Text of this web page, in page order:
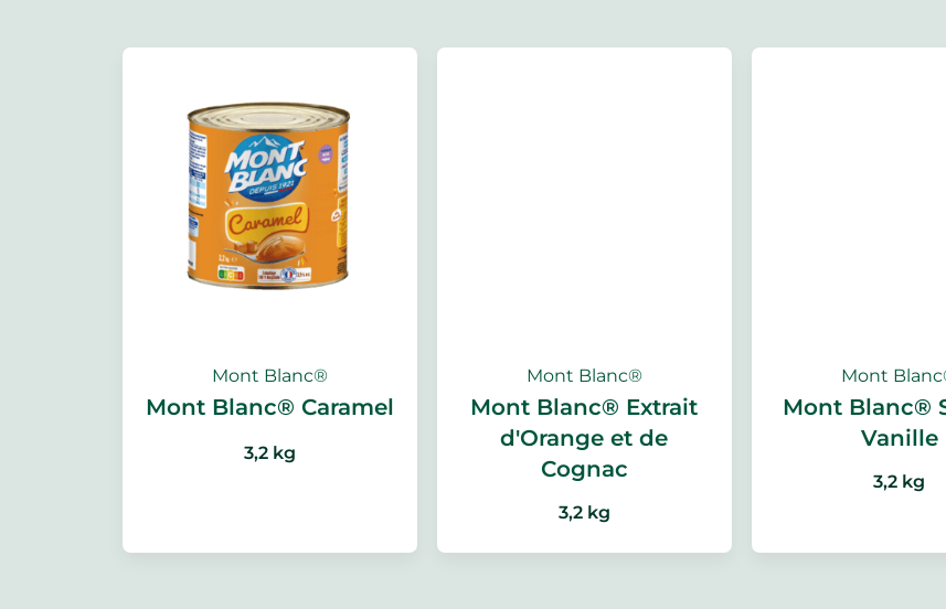
Mont Blanc®
Mont Blanc® Caramel
3,2 kg
Mont Blanc®
Mont Blanc® Extrait
d'Orange et de
Cognac
3,2 kg
Mont
Mont Blanc®
Vanille
3,2 kg